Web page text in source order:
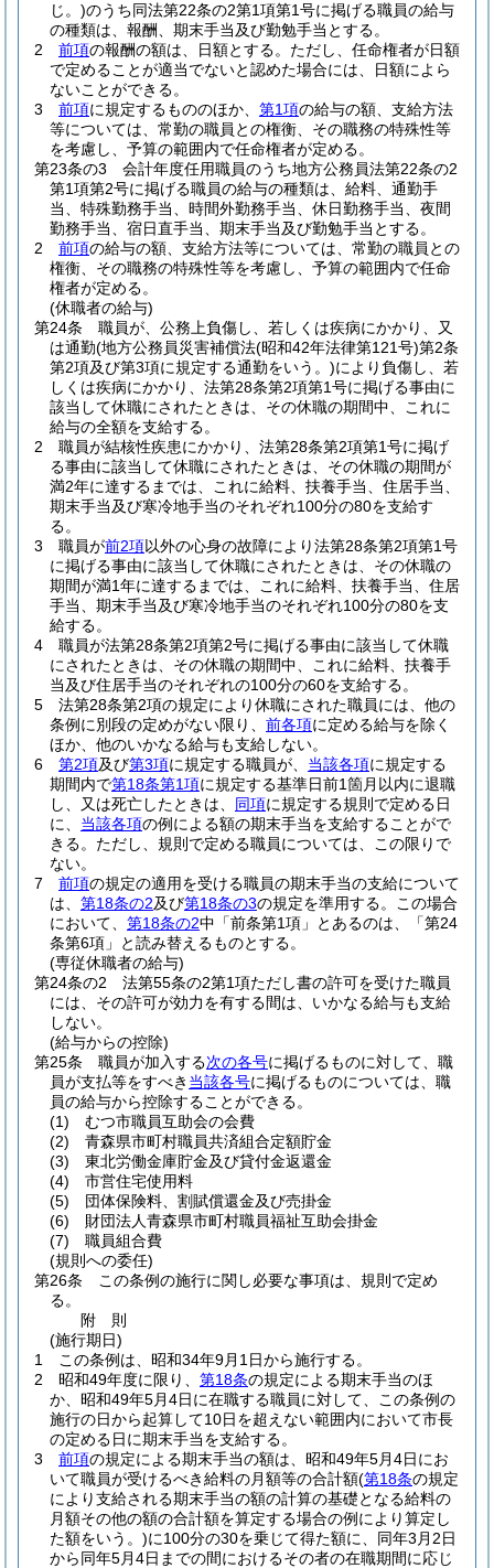
じ。)のうち同法第22条の2第1項第1号に掲げる職員の給与
の種類は、報酬、期末手当及び勤勉手当とする。
2
前項の報酬の額は、日額とする。 ただし、任命権者が日額
で定めることが適当でないと認めた場合には、日額によら
ないことができる。
3
前項に規定するもののほか、 第1項の給与の額、支給方法
等については、常勤の職員との権衡、その職務の特殊性等
を考慮し、予算の範囲内で任命権者が定める。
第23条の3
会計年度任用職員のうち地方公務員法第22条の2
第1項第2号に掲げる職員の給与の種類は、給料、通勤手
当、特殊勤務手当、時間外勤務手当、休日勤務手当、夜間
勤務手当、宿日直手当、期末手当及び勤勉手当とする。
2
前項の給与の額、支給方法等については、常勤の職員との
権衡、その職務の特殊性等を考慮し、予算の範囲内で任命
権者が定める。
(休職者の給与)
第24条
職員が、公務上負傷し、若しくは疾病にかかり、又
は通勤(地方公務員災害補償法(昭和42年法律第121号)第2条
第2項及び第3項に規定する通勤をいう。)により負傷し、若
しくは疾病にかかり、法第28条第2項第1号に掲げる事由に
該当して休職にされたときは、その休職の期間中、これに
給与の全額を支給する。
2
職員が結核性疾患にかかり、法第28条第2項第1号に掲げ
る事由に該当して休職にされたときは、その休職の期間が
満2年に達するまでは、これに給料、扶養手当、住居手当、
期末手当及び寒冷地手当のそれぞれ100分の80を支給す
る。
3
職員が前2項以外の心身の故障により法第28条第2項第1号
に掲げる事由に該当して休職にされたときは、その休職の
期間が満1年に達するまでは、これに給料、扶養手当、住居
手当、期末手当及び寒冷地手当のそれぞれ100分の80を支
給する。
4
職員が法第28条第2項第2号に掲げる事由に該当して休職
にされたときは、その休職の期間中、これに給料、扶養手
当及び住居手当のそれぞれの100分の60を支給する。
5
法第28条第2項の規定により休職にされた職員には、他の
条例に別段の定めがない限り、 前各項に定める給与を除く
ほか、他のいかなる給与も支給しない。
6
第2項及び第3項に規定する職員が、 当該各項に規定する
期間内で第18条第1項に規定する基準日前1箇月以内に退職
し、又は死亡したときは、 同項に規定する規則で定める日
に、 当該各項の例による額の期末手当を支給することがで
きる。 ただし、規則で定める職員については、この限りで
ない。
7
前項の規定の適用を受ける職員の期末手当の支給について
は、 第18条の2及び第18条の3の規定を準用する。
この場合
において、 第18条の2中「前条第1項」とあるのは、「第24
条第6項」と読み替えるものとする。
(専従休職者の給与)
第24条の2
法第55条の2第1項ただし書の許可を受けた職員
には、その許可が効力を有する間は、いかなる給与も支給
しない。
(給与からの控除)
第25条
職員が加入する次の各号に掲げるものに対して、職
員が支払等をすべき 当該各号に掲げるものについては、職
員の給与から控除することができる。
(1)
むつ市職員互助会の会費
(2)
青森県市町村職員共済組合定額貯金
(3)
東北労働金庫貯金及び貸付金返還金
(4)
市営住宅使用料
(5)
団体保険料、割賦償還金及び売掛金
(6)
財団法人青森県市町村職員福祉互助会掛金
(7)
職員組合費
(規則への委任)
第26条
この条例の施行に関し必要な事項は、規則で定め
る。
附 則
(施行期日)
1
この条例は、昭和34年9月1日から施行する。
2
昭和49年度に限り、 第18条の規定による期末手当のほ
か、昭和49年5月4日に在職する職員に対して、この条例の
施行の日から起算して10日を超えない範囲内において市長
の定める日に期末手当を支給する。
3
前項の規定による期末手当の額は、昭和49年5月4日にお
いて職員が受けるべき給料の月額等の合計額(第18条の規定
により支給される期末手当の額の計算の基礎となる給料の
月額その他の額の合計額を算定する場合の例により算定し
た額をいう。)に100分の30を乗じて得た額に、同年3月2日
から同年5月4日までの間におけるその者の在職期間に応じ